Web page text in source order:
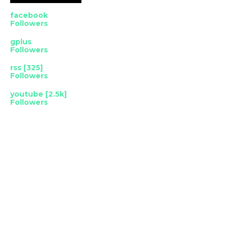
facebook
Followers
gplus
Followers
rss [325]
Followers
youtube [2.5k]
Followers